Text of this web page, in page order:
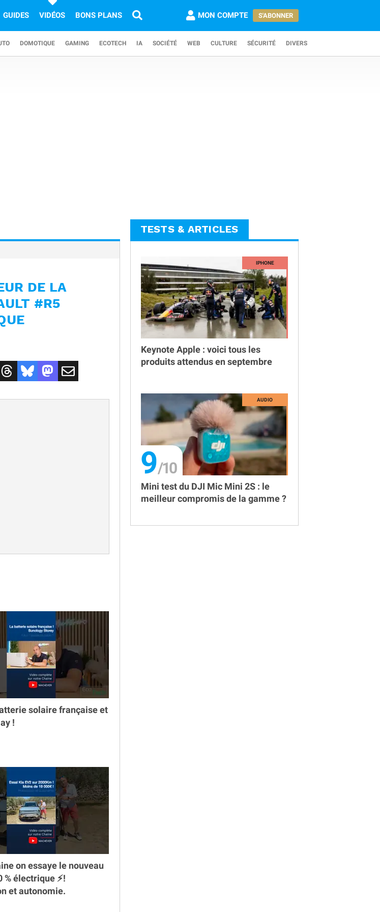
GUIDES VIDÉOS BONS PLANS MON COMPTE S'ABONNER
DOMOTIQUE GAMING ECOTECH IA SOCIÉTÉ WEB CULTURE SÉCURITÉ DIVERS
DE LA
#R5
solaire française et
!
on essaye le nouveau
% électrique ⚡️!
et autonomie.
TESTS & ARTICLES
Keynote Apple : voici tous les
produits attendus en septembre
9
Mini test du DJI Mic Mini 2S : le
meilleur compromis de la gamme ?